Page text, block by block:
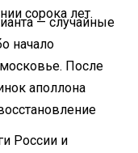
сорока лет.
— случайные
начало
После
аполлона
России и